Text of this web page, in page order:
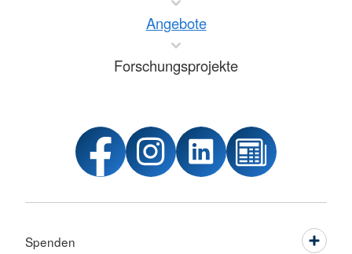
Angebote
Forschungsprojekte
Spenden